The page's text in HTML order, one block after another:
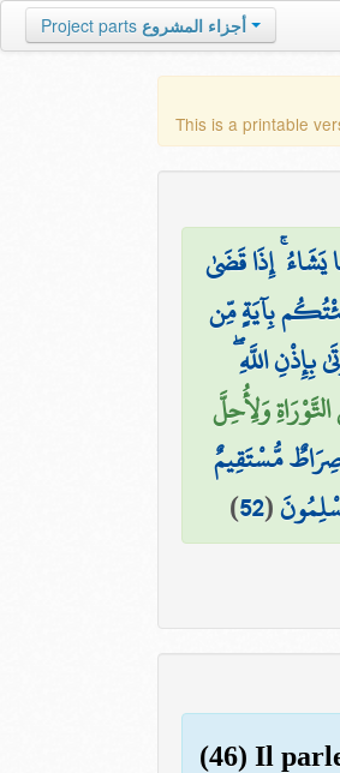
Project parts أجزاء المشروع
This is a printable
إِذَا قَضَىٰ
بِآيَةٍ مِّن
اللَّهِ
وَلِأُحِلَّ
مُّسْتَقِيمٌ
(
52
)
(46) Il